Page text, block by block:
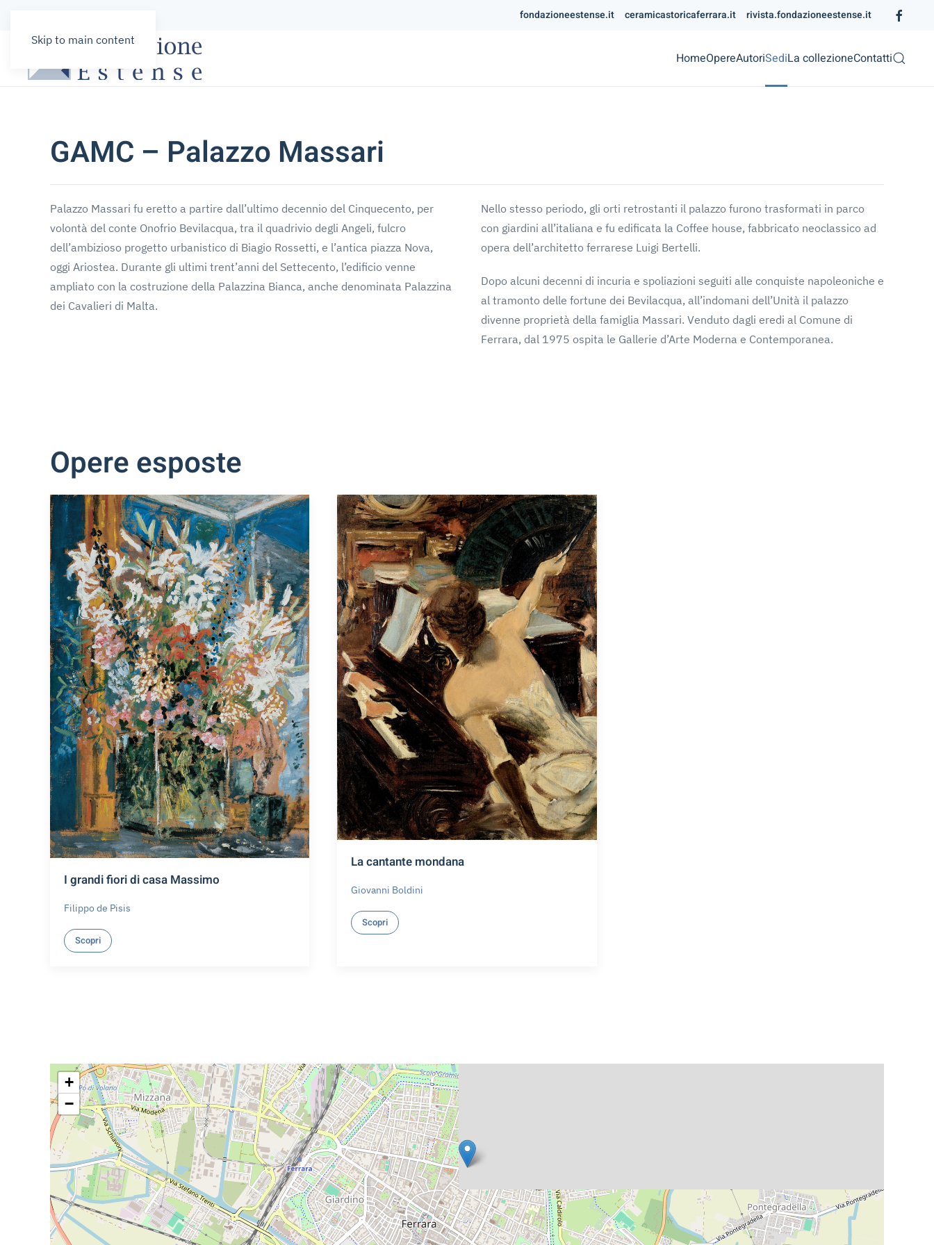
Skip to main content
fondazioneestense.it ceramicastoricaferrara.it rivista.fondazioneestense.it
HomeOpereAutoriSediLa collezioneContatti
GAMC – Palazzo Massari
Palazzo Massari fu eretto a partire dall’ultimo decennio del Cinquecento, per
volontà del conte Onofrio Bevilacqua, tra il quadrivio degli Angeli, fulcro
dell’ambizioso progetto urbanistico di Biagio Rossetti, e l’antica piazza Nova,
oggi Ariostea. Durante gli ultimi trent’anni del Settecento, l’edificio venne
ampliato con la costruzione della Palazzina Bianca, anche denominata Palazzina
dei Cavalieri di Malta.
Nello stesso periodo, gli orti retrostanti il palazzo furono trasformati in parco
con giardini all’italiana e fu edificata la Coffee house, fabbricato neoclassico ad
opera dell’architetto ferrarese Luigi Bertelli.
Dopo alcuni decenni di incuria e spoliazioni seguiti alle conquiste napoleoniche e
al tramonto delle fortune dei Bevilacqua, all’indomani dell’Unità il palazzo
divenne proprietà della famiglia Massari. Venduto dagli eredi al Comune di
Ferrara, dal 1975 ospita le Gallerie d’Arte Moderna e Contemporanea.
Opere esposte
I grandi fiori di casa Massimo
Filippo de Pisis
Scopri
La cantante mondana
Giovanni Boldini
Scopri
+
−